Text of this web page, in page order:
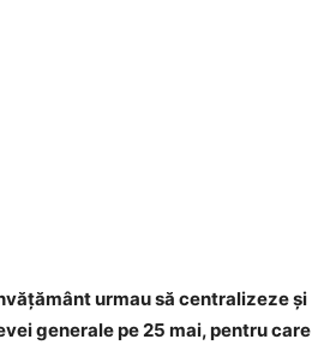
urmau să centralizeze și
generale pe 25 mai, pentru care